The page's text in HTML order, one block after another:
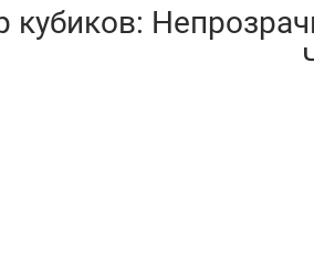
кубиков: